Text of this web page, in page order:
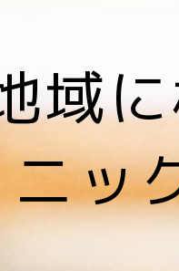
域
ッ